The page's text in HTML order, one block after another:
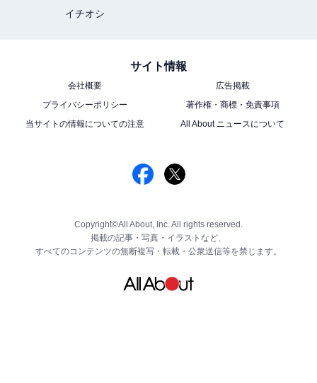
イチオシ
サイト情報
会社概要
広告掲載
プライバシーポリシー
著作権・商標・免責事項
当サイトの情報についての注意
All About ニュースについて
Copyright©All About, Inc. All rights reserved.
掲載の記事・写真・イラストなど、
すべてのコンテンツの無断複写・転載・公衆送信等を禁じます。